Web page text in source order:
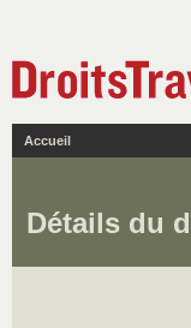
Accueil
Détails du